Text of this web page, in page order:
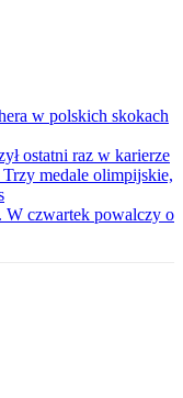
w polskich skokach
ostatni raz w karierze
medale olimpijskie,
W czwartek powalczy o